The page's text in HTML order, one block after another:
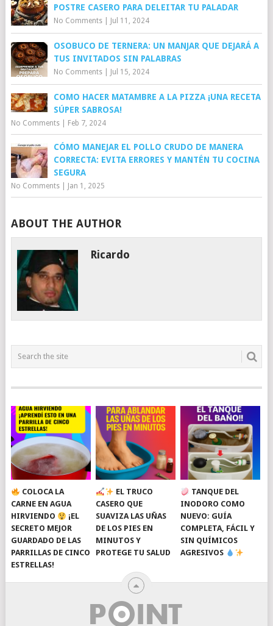
POSTRE CASERO PARA DELEITAR TU PALADAR
No Comments| Jul 11, 2024
OSOBUCO DE TERNERA: UN MANJAR QUE DEJARÁ A
TUS INVITADOS SIN PALABRAS
No Comments| Jul 15, 2024
COMO HACER MATAMBRE A LA PIZZA ¡UNA RECETA
SÚPER SABROSA!
No Comments| Feb 7, 2024
CÓMO MANEJAR EL POLLO CRUDO DE MANERA
CORRECTA: EVITA ERRORES Y MANTÉN TU COCINA
SEGURA
No Comments| Jan 1, 2025
ABOUT THE AUTHOR
Ricardo
COLOCA LA
CARNE EN AGUA
HIRVIENDO
¡EL
SECRETO MEJOR
GUARDADO DE LAS
PARRILLAS DE CINCO
ESTRELLAS!
EL TRUCO
CASERO QUE
SUAVIZA LAS UÑAS
DE LOS PIES EN
MINUTOS Y
PROTEGE TU SALUD
TANQUE DEL
INODORO COMO
NUEVO: GUÍA
COMPLETA, FÁCIL Y
SIN QUÍMICOS
AGRESIVOS